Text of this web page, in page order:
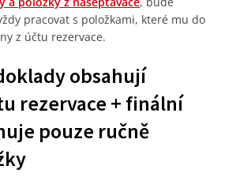
pracovat s položkami, které mu do
z účtu rezervace.
obsahují
rezervace + finální
pouze ručně